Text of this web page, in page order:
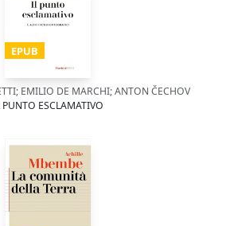
EPUB
EMILIO DE MARCHI; ANTON ČECHOV
PUNTO ESCLAMATIVO